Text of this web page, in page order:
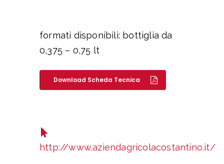
formati disponibili: bottiglia da
0,375 – 0,75 lt
Download Scheda Tecnica
http://www.aziendagricolacostantino.it/